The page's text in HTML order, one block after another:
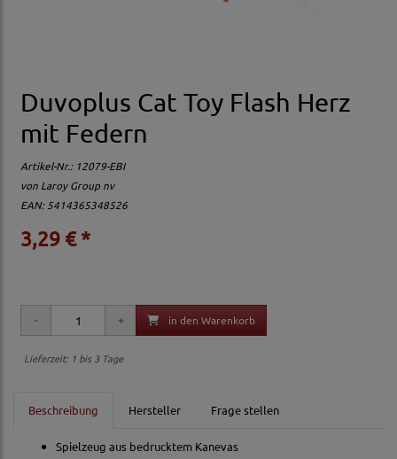
Duvoplus Cat Toy Flash Herz
mit Federn
Artikel-Nr.: 12079-EBI
von Laroy Group nv
EAN: 5414365348526
3,29 € *
in den Warenkorb
Lieferzeit: 1 bis 3 Tage
Beschreibung Hersteller Frage stellen
Spielzeug aus bedrucktem Kanevas